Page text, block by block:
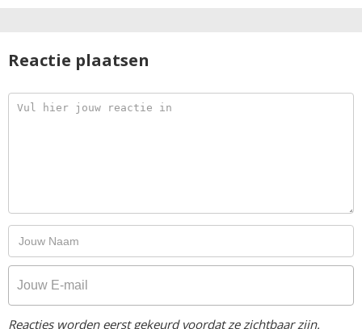
Reactie plaatsen
Reacties worden eerst gekeurd voordat ze zichtbaar zijn.